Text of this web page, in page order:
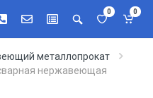
0 0
металлопрокат
нержавеющая